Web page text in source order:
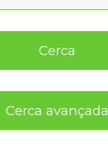
Cerca
Cerca avançada